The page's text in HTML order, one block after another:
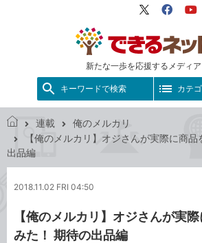
新たな一歩を応援するメディア
X（旧
キーワードで検索 カテ
き
ッ
連載
俺のメルカリ
【俺のメルカリ】オジさんが実際に商
出品編
2018.11.02 FRI 04:50
【俺のメルカリ】オジさんが実
みた！ 期待の出品編